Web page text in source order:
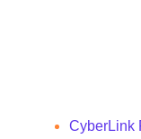
Cyber​​Link